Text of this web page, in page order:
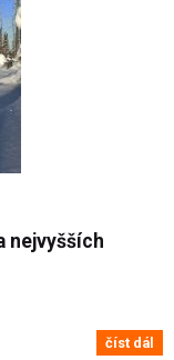
nejvyšších
číst dál